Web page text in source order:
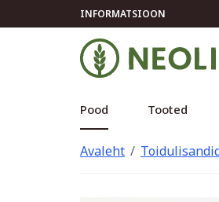
INFORMATSIOON
Pood Tooted
Avaleht